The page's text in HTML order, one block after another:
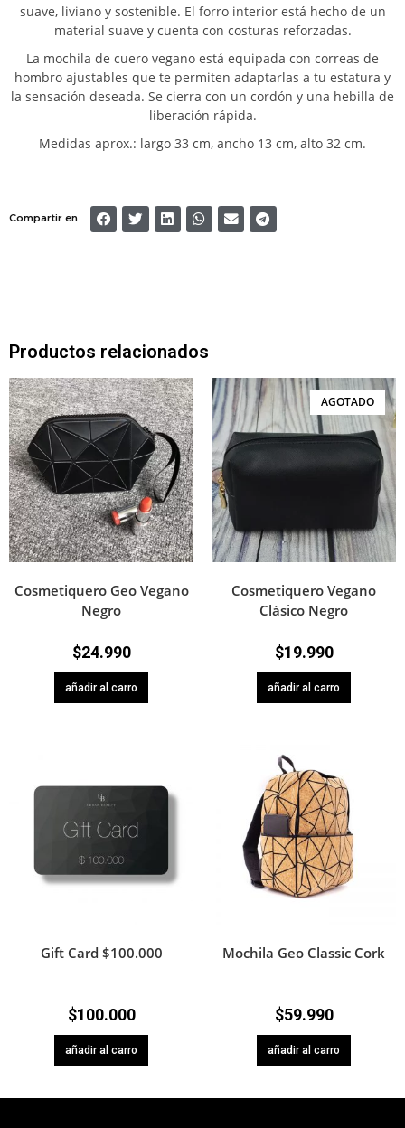
suave, liviano y sostenible. El forro interior está hecho de un
material suave y cuenta con costuras reforzadas.
La mochila de cuero vegano está equipada con correas de
hombro ajustables que te permiten adaptarlas a tu estatura y
la sensación deseada. Se cierra con un cordón y una hebilla de
liberación rápida.
Medidas aprox.: largo 33 cm, ancho 13 cm, alto 32 cm.
Compartir en
Productos relacionados
Cosmetiquero Geo Vegano
Negro
$24.990
añadir al carro
AGOTADO
Cosmetiquero Vegano
Clásico Negro
$19.990
añadir al carro
Gift Card $100.000
$100.000
añadir al carro
Mochila Geo Classic Cork
$59.990
añadir al carro